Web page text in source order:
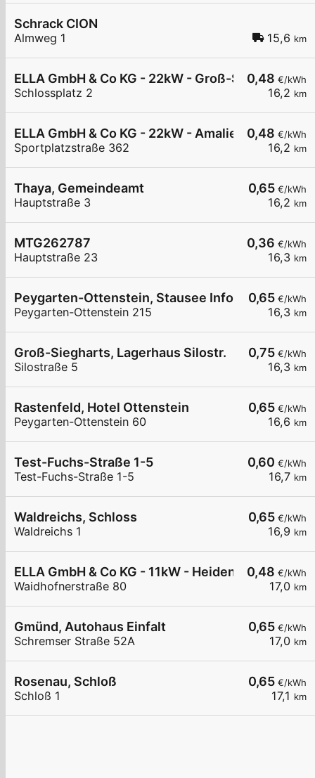
15,6 km
Schrack CION
Almweg 1
0,48 €/kWh
16,2 km
ELLA GmbH & Co KG - 22kW - Groß-Siegharts -
Schlossplatz 2
0,48 €/kWh
16,2 km
ELLA GmbH & Co KG - 22kW - Amaliendorf -
Sportplatzstraße 362
0,65 €/kWh
16,2 km
Thaya, Gemeindeamt
Hauptstraße 3
0,36 €/kWh
16,3 km
MTG262787
Hauptstraße 23
0,65 €/kWh
16,3 km
Peygarten-Ottenstein, Stausee Infozentrum
Peygarten-Ottenstein 215
0,75 €/kWh
16,3 km
Groß-Siegharts, Lagerhaus Silostr.
Silostraße 5
0,65 €/kWh
16,6 km
Rastenfeld, Hotel Ottenstein
Peygarten-Ottenstein 60
0,60 €/kWh
16,7 km
Test-Fuchs-Straße 1-5
Test-Fuchs-Straße 1-5
0,65 €/kWh
16,9 km
Waldreichs, Schloss
Waldreichs 1
0,48 €/kWh
17,0 km
ELLA GmbH & Co KG - 11kW - Heidenreichstein -
Waidhofnerstraße 80
0,65 €/kWh
17,0 km
Gmünd, Autohaus Einfalt
Schremser Straße 52A
0,65 €/kWh
17,1 km
Rosenau, Schloß
Schloß 1